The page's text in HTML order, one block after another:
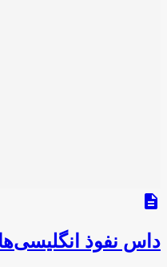
description
داس نفوذ